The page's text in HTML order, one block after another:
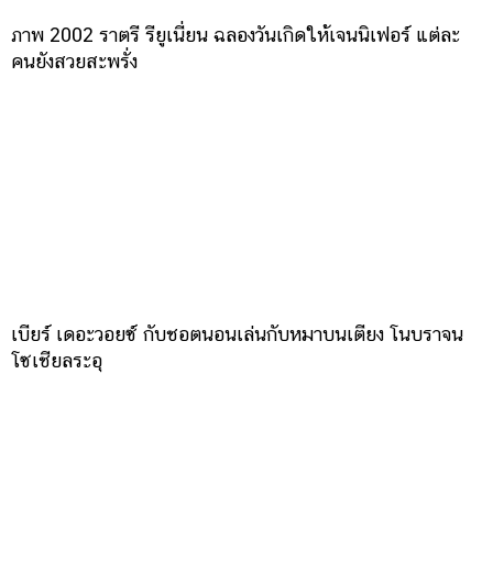
ภาพ 2002 ราตรี รียูเนี่ยน ฉลองวันเกิดให้เจนนิเฟอร์ แต่ละ
คนยังสวยสะพรั่ง
เบียร์ เดอะวอยซ์ กับชอตนอนเล่นกับหมาบนเตียง โนบราจน
โซเชียลระอุ